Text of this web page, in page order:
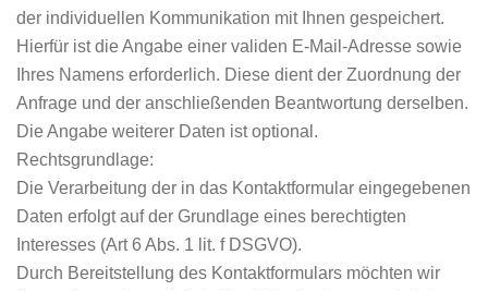
der individuellen Kommunikation mit Ihnen gespeichert.
Hierfür ist die Angabe einer validen E-Mail-Adresse sowie
Ihres Namens erforderlich. Diese dient der Zuordnung der
Anfrage und der anschließenden Beantwortung derselben.
Die Angabe weiterer Daten ist optional.
Rechtsgrundlage:
Die Verarbeitung der in das Kontaktformular eingegebenen
Daten erfolgt auf der Grundlage eines berechtigten
Interesses (Art 6 Abs. 1 lit. f DSGVO).
Durch Bereitstellung des Kontaktformulars möchten wir